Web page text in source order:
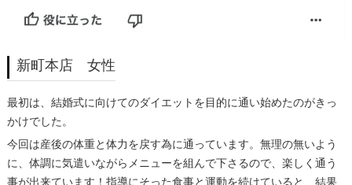
新町本店 女性
最初は、結婚式に向けてのダイエットを目的に通い始めたのがきっ
かけでした。
今回は産後の体重と体力を戻す為に通っています。無理の無いよう
に、体調に気遣いながらメニューを組んで下さるので、楽しく通う
事が出来ています！指導にそった食事と運動を続けていると、結果